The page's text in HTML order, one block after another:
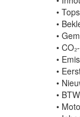
•
•
•
•
•
•
•
•
•